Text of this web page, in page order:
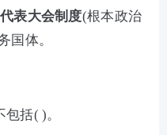
表大会制度(根本政治
国体。
括( )。